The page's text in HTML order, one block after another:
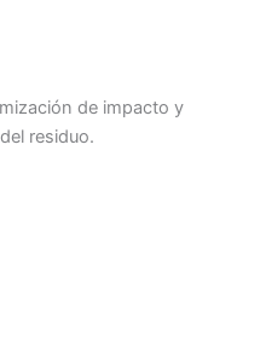
de impacto y
residuo.